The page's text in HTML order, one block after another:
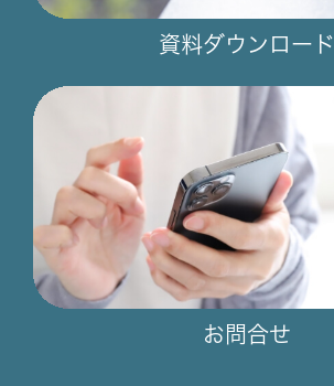
資料ダウンロード
お問合せ